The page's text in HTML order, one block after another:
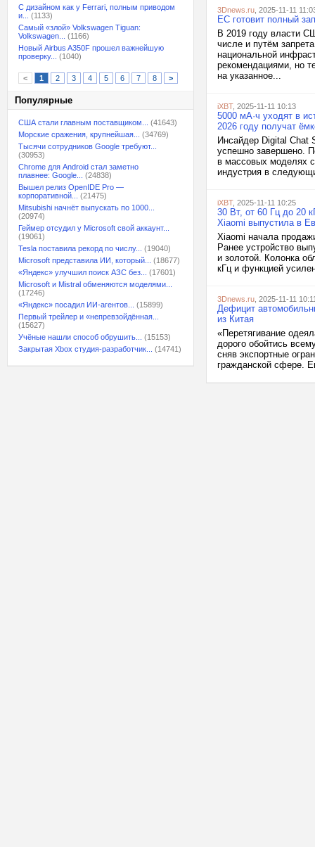
С дизайном как у Ferrari, полным приводом
и...
(1133)
Самый «злой» Volkswagen Tiguan:
Volkswagen...
(1166)
Новый Airbus A350F прошел важнейшую
проверку...
(1040)
< 1 2 3 4 5 6 7 8 >
Популярные
США стали главным поставщиком...
(41643)
Морские сражения, крупнейшая...
(34769)
Тысячи сотрудников Google требуют...
(30953)
Chrome для Android стал заметно
плавнее: Google...
(24838)
Вышел релиз OpenIDE Pro —
корпоративной...
(21475)
Mitsubishi начнёт выпускать по 1000...
(20974)
Геймер отсудил у Microsoft свой аккаунт...
(19061)
Tesla поставила рекорд по числу...
(19040)
Microsoft представила ИИ, который...
(18677)
«Яндекс» улучшил поиск АЗС без...
(17601)
Microsoft и Mistral обменяются моделями...
(17246)
«Яндекс» посадил ИИ-агентов...
(15899)
Первый трейлер и «непревзойдённая...
(15627)
Учёные нашли способ обрушить...
(15153)
Закрытая Xbox студия-разработчик...
(14741)
3Dnews.ru , 2025-11-11
ЕС готовит полный
В 2019 году власти
числе и путём
национальной
рекомендациями, но
на указанное...
iXBT, 2025-11-11 10:13
5000 мА·ч уходят в
2026 году получат
Инсайдер Digital Chat
успешно завершено.
в массовых моделях
индустрия в
iXBT, 2025-11-11 10:25
30 Вт, от 60 Гц до 20
Xiaomi выпустила в
Xiaomi начала
Ранее устройство
и золотой. Колонка
кГц и функцией
3Dnews.ru , 2025-11-11
Дефицит
из Китая
«Перетягивание
дорого обойтись
сняв экспортные
гражданской сфере.